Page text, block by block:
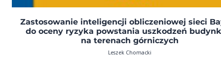
Zastosowanie inteligencji obliczeniowej sieci
do oceny ryzyka powstania uszkodzeń
na terenach górniczych
Leszek Chomacki